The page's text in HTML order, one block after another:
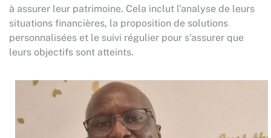
à assurer leur patrimoine. Cela inclut l'analyse de leurs
situations financières, la proposition de solutions
personnalisées et le suivi régulier pour s'assurer que
leurs objectifs sont atteints.